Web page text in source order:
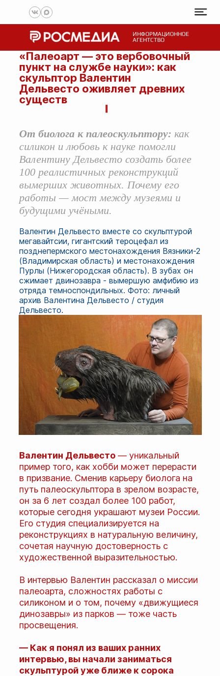
ИНФОРМАЦИОННОЕ
АГЕНТСТВО
«Палеоарт — это вербовочный
пункт на службе науки»: как
скульптор Валентин
Дельвесто оживляет древних
существ
От биолога к палеоскульптору: как
силикон и любовь к науке помогли
Валентину Дельвесто создать более
100 реалистичных реконструкций
вымерших животных. Почему его
работы — мост между музеями и
будущими учёными.
Валентин Дельвесто вместе со скульптурой
мегавайтсии, гигантский тероцефал из
позднепермского местонахождения Вязники-2
(Владимирская область) и местонахождения
Пурлы (Нижегородская область). В зубах он
сжимает двинозавра - вымершую амфибию из
отряда темноспондильных. Фото: личный
архив Валентина Дельвесто / студия
Дельвесто.
Валентин Дельвесто — уникальный
пример того, как хобби может перерасти
в призвание. Сменив карьеру биолога на
путь палеоскульптора в зрелом возрасте,
он за 6 лет создал более 100 работ,
которые сегодня украшают музеи России.
Его студия специализируется на
реконструкциях в натуральную величину,
сочетая научную достоверность с
художественной выразительностью.
В интервью Валентин рассказал о миссии
палеоарта, сложностях работы с
силиконом и о том, почему «движущиеся
динозавры» из парков — тоже часть
просвещения.
— Как я понял из ваших ранних
интервью, вы начали заниматься
скульптурой уже ближе к сорока